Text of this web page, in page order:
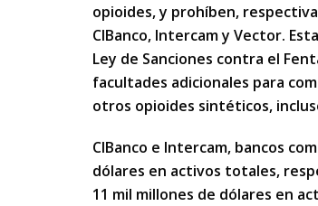
opioides, y prohíben,
CIBanco, Intercam y Vector.
Ley de Sanciones contra el
facultades adicionales para
otros opioides sintéticos,
CIBanco e Intercam, bancos
dólares en activos totales,
11 mil millones de dólares en